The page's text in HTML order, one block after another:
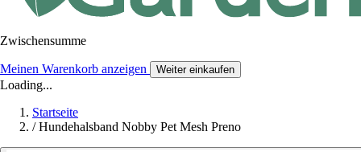
Zwischensumme
Meinen Warenkorb anzeigen Weiter einkaufen
Loading...
Startseite
/ Hundehalsband Nobby Pet Mesh Preno